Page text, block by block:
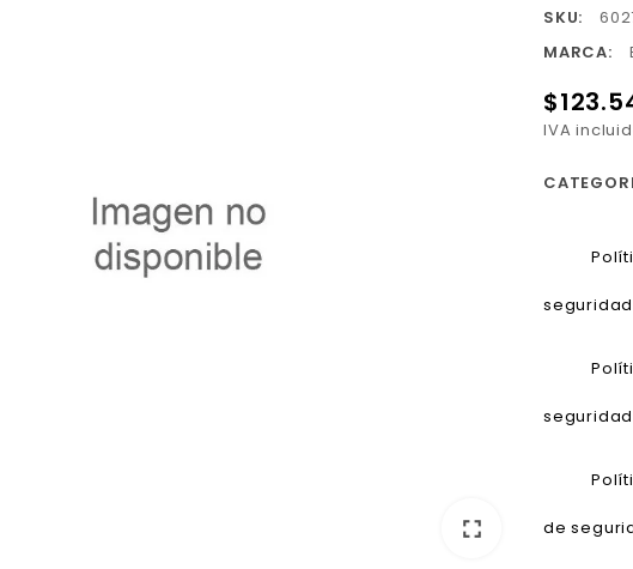
fullscreen
SKU:
MARCA:
IVA
de